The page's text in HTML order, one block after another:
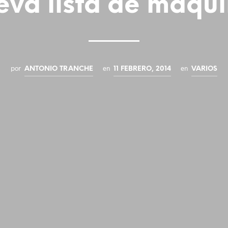
lista de
por ANTONIO TRANCHE en 11 FEBRERO, 2014 en VARIOS